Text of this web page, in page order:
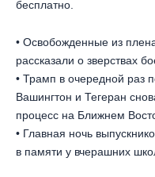
бесплатно.
• Освобожденные из
рассказали о зверствах
• Трамп в очередной раз
Вашингтон и Тегеран
процесс на Ближнем
• Главная ночь
в памяти у вчерашних